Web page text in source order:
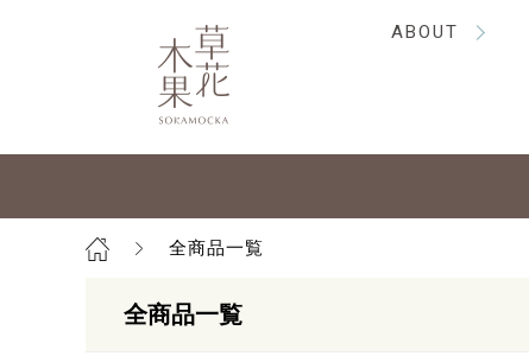
ABOUT
全商品一覧
全商品一覧